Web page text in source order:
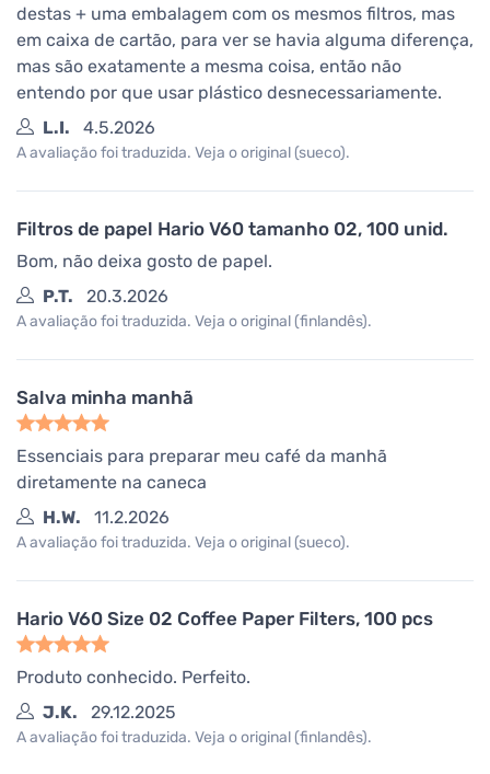
destas + uma embalagem com os mesmos filtros, mas
em caixa de cartão, para ver se havia alguma diferença,
mas são exatamente a mesma coisa, então não
entendo por que usar plástico desnecessariamente.
L.I.
4.5.2026
A avaliação foi traduzida. Veja o original (sueco).
Filtros de papel Hario V60 tamanho 02, 100 unid.
Bom, não deixa gosto de papel.
P.T.
20.3.2026
A avaliação foi traduzida. Veja o original (finlandês).
Salva minha manhã
Essenciais para preparar meu café da manhã
diretamente na caneca
H.W.
11.2.2026
A avaliação foi traduzida. Veja o original (sueco).
Hario V60 Size 02 Coffee Paper Filters, 100 pcs
Produto conhecido. Perfeito.
J.K.
29.12.2025
A avaliação foi traduzida. Veja o original (finlandês).